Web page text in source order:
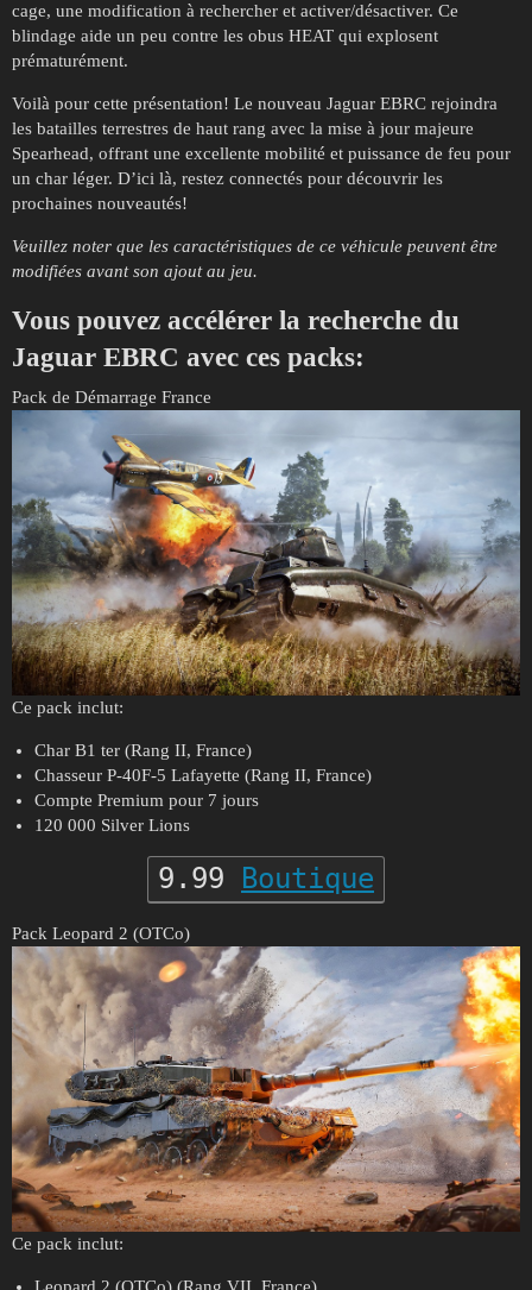
cage, une modification à rechercher et activer/désactiver. Ce
blindage aide un peu contre les obus HEAT qui explosent
prématurément.
Voilà pour cette présentation! Le nouveau Jaguar EBRC rejoindra
les batailles terrestres de haut rang avec la mise à jour majeure
Spearhead, offrant une excellente mobilité et puissance de feu pour
un char léger. D’ici là, restez connectés pour découvrir les
prochaines nouveautés!
Veuillez noter que les caractéristiques de ce véhicule peuvent être
modifiées avant son ajout au jeu.
Vous pouvez accélérer la recherche du
Jaguar EBRC avec ces packs:
Pack de Démarrage France
Ce pack inclut:
Char B1 ter (Rang II, France)
Chasseur P-40F-5 Lafayette (Rang II, France)
Compte Premium pour 7 jours
120 000 Silver Lions
9.99 Boutique
Pack Leopard 2 (OTCo)
Ce pack inclut: